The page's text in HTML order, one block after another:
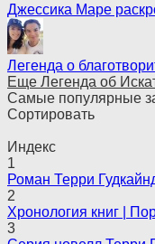
Джессика Маре
Легенда о
Еще Легенда об
Самые популярные
Сортировать
Индекс
1
Роман Терри
2
Хронология книг |
3